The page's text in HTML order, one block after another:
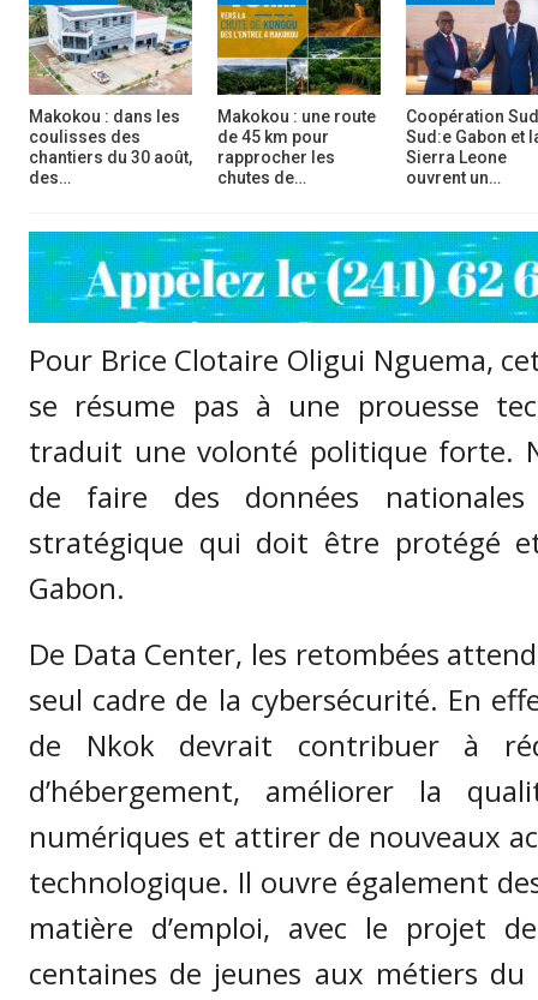
Makokou : dans les
coulisses des
chantiers du 30 août,
des…
Makokou : une route
de 45 km pour
rapprocher les
chutes de…
Coopération
Sud:e Gabon et
Sierra Leone
ouvrent un…
Pour Brice Clotaire Oligui Nguema,
se résume pas à une prouesse
traduit une volonté politique forte.
de faire des données
stratégique qui doit être protégé
Gabon.
De Data Center, les retombées
seul cadre de la cybersécurité. En
de Nkok devrait contribuer à
d’hébergement, améliorer la
numériques et attirer de nouveaux
technologique. Il ouvre également
matière d’emploi, avec le projet
centaines de jeunes aux métiers